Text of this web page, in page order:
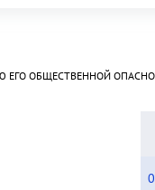
ЕГО ОБЩЕСТВЕННОЙ